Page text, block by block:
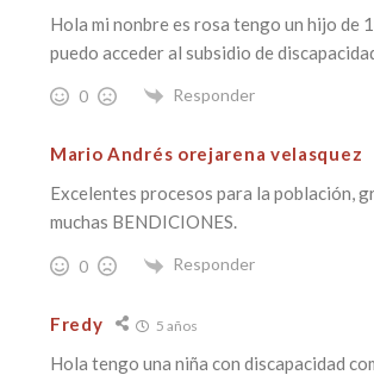
Hola mi nonbre es rosa tengo un hijo de
puedo acceder al subsidio de
0 Responder
Mario Andrés orejarena velasquez
Excelentes procesos para la población,
muchas BENDICIONES.
0 Responder
Fredy 5 años
Hola tengo una niña con discapacidad